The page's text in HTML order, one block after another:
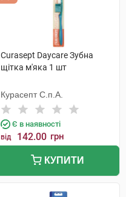
Curasept Daycare Зубна
щітка м'яка 1 шт
Курасепт С.п.А.
Є в наявності
від 142.00 грн
КУПИТИ